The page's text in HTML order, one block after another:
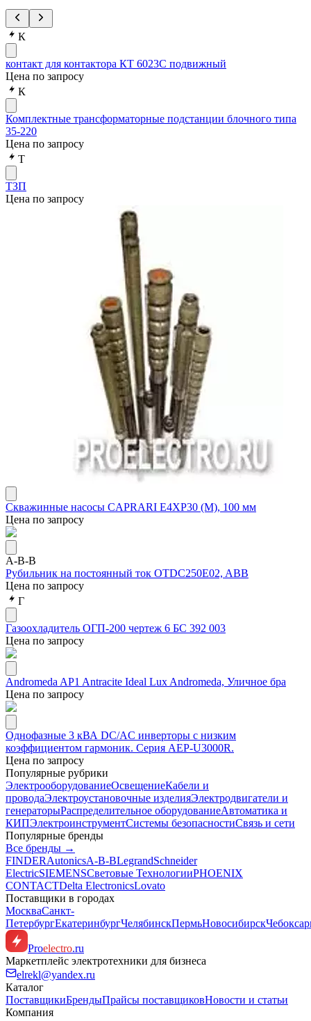
К
контакт для контактора КТ 6023С подвижный
Цена по запросу
К
Комплектные трансформаторные подстанции блочного типа
35-220
Цена по запросу
Т
ТЗП
Цена по запросу
Скважинные насосы CAPRARI E4XР30 (М), 100 мм
Цена по запросу
A-B-B
Рубильник на постоянный ток OTDC250E02, ABB
Цена по запросу
Г
Газоохладитель ОГП-200 чертеж 6 БС 392 003
Цена по запросу
Andromeda AP1 Antracite Ideal Lux Andromeda, Уличное бра
Цена по запросу
Однофазные 3 кВА DC/AC инверторы с низким
коэффициентом гармоник. Серия AEP-U3000R.
Цена по запросу
Популярные рубрики
ЭлектрооборудованиеОсвещениеКабели и
проводаЭлектроустановочные изделияЭлектродвигатели и
генераторыРаспределительное оборудованиеАвтоматика и
КИПЭлектроинструментСистемы безопасностиСвязь и сети
Популярные бренды
Все бренды →
FINDERAutonicsA-B-BLegrandSchneider
ElectricSIEMENSСветовые ТехнологииPHOENIX
CONTACTDelta ElectronicsLovato
Поставщики в городах
МоскваСанкт-
ПетербургЕкатеринбургЧелябинскПермьНовосибирск
Proelectro.ru
Маркетплейс электротехники для бизнеса
elrekl@yandex.ru
Каталог
ПоставщикиБрендыПрайсы поставщиковНовости и статьи
Компания